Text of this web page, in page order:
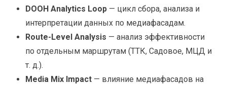
DOOH Analytics Loop — цикл сбора, анализа и
интерпретации данных по медиафасадам.
Route-Level Analysis — анализ эффективности
по отдельным маршрутам (ТТК, Садовое, МЦД и
т. д.).
Media Mix Impact — влияние медиафасадов на